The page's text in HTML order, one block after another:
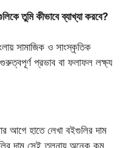
তুমি কীভাবে ব্যাখ্যা করবে?
সামাজিক ও সাংস্কৃতিক
গুরুত্বপূর্ণ প্রভাব বা ফলাফল লক্ষ্য
আগে হাতে লেখা বইগুলির দাম
দাম সেই তুলনায় অনেক কম